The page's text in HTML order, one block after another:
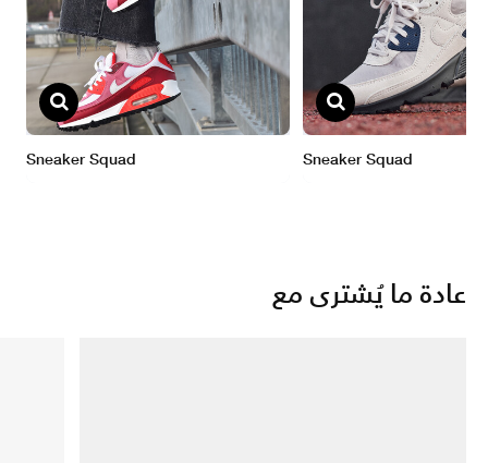
عادة ما يُشترى مع